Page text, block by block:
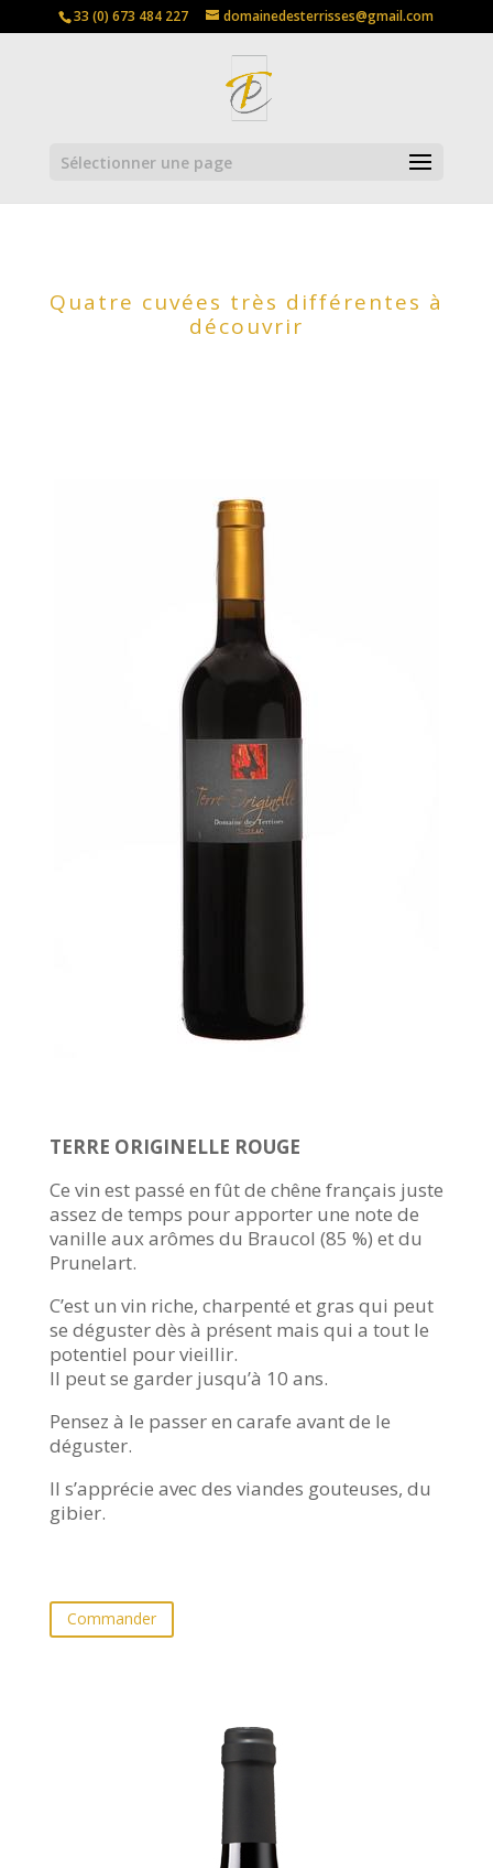
33 (0) 673 484 227 domainedesterrisses@gmail.com
Sélectionner une page
Quatre cuvées très différentes à
découvrir
TERRE ORIGINELLE ROUGE
Ce vin est passé en fût de chêne français juste
assez de temps pour apporter une note de
vanille aux arômes du Braucol (85 %) et du
Prunelart.
C’est un vin riche, charpenté et gras qui peut
se déguster dès à présent mais qui a tout le
potentiel pour vieillir.
Il peut se garder jusqu’à 10 ans.
Pensez à le passer en carafe avant de le
déguster.
Il s’apprécie avec des viandes gouteuses, du
gibier.
Commander